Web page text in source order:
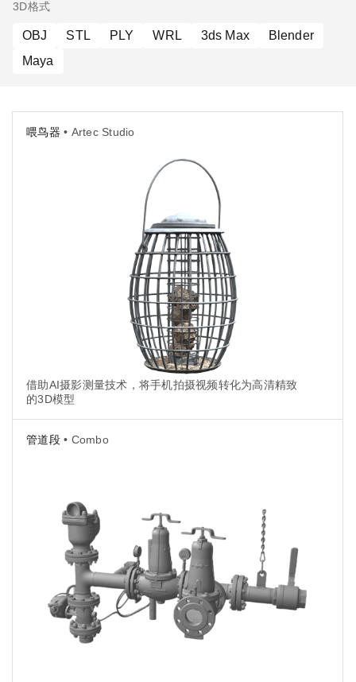
3D格式
OBJ STL PLY WRL 3ds Max
Blender
Maya
喂鸟器 • Artec Studio
借助AI摄影测量技术，将手机拍摄视频转化为高清精致
的3D模型
管道段• Combo